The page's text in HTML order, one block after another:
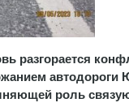
разгорается
автодороги
роль